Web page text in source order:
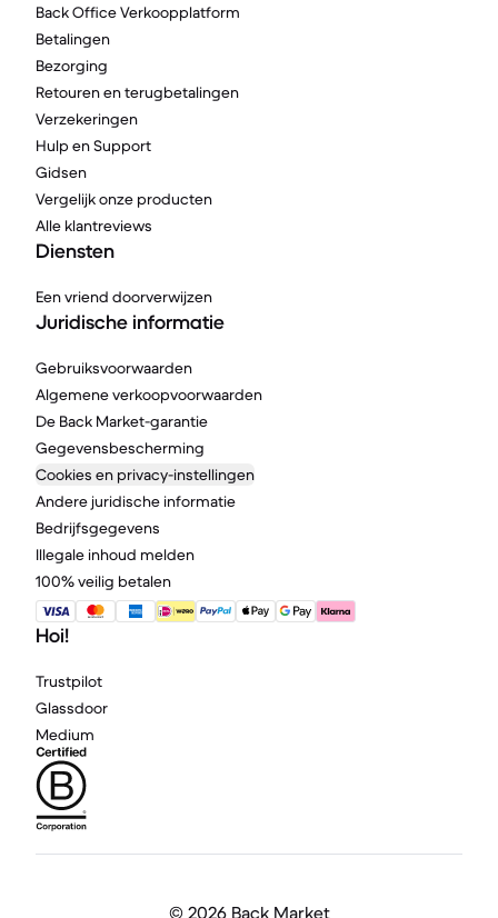
Back Office Verkoopplatform
Betalingen
Bezorging
Retouren en terugbetalingen
Verzekeringen
Hulp en Support
Gidsen
Vergelijk onze producten
Alle klantreviews
Diensten
Een vriend doorverwijzen
Juridische informatie
Gebruiksvoorwaarden
Algemene verkoopvoorwaarden
De Back Market-garantie
Gegevensbescherming
Cookies en privacy-instellingen
Andere juridische informatie
Bedrijfsgegevens
Illegale inhoud melden
100% veilig betalen
Hoi!
Trustpilot
Glassdoor
Medium
© 2026 Back Market